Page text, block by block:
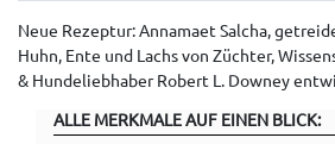
Neue Rezeptur: Annamaet Salcha,
Huhn, Ente und Lachs von Züchter,
& Hundeliebhaber Robert L. Downey
ALLE MERKMALE AUF EINEN BLICK: